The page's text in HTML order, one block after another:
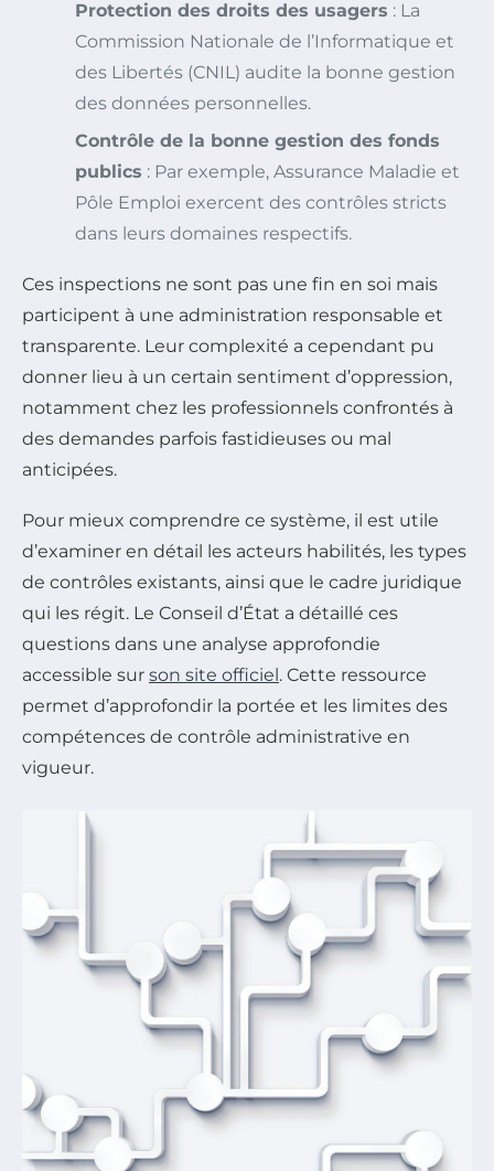
Protection des droits des usagers : La
Commission Nationale de l’Informatique et
des Libertés (CNIL) audite la bonne gestion
des données personnelles.
Contrôle de la bonne gestion des fonds
publics : Par exemple, Assurance Maladie et
Pôle Emploi exercent des contrôles stricts
dans leurs domaines respectifs.
Ces inspections ne sont pas une fin en soi mais
participent à une administration responsable et
transparente. Leur complexité a cependant pu
donner lieu à un certain sentiment d’oppression,
notamment chez les professionnels confrontés à
des demandes parfois fastidieuses ou mal
anticipées.
Pour mieux comprendre ce système, il est utile
d’examiner en détail les acteurs habilités, les types
de contrôles existants, ainsi que le cadre juridique
qui les régit. Le Conseil d’État a détaillé ces
questions dans une analyse approfondie
accessible sur son site officiel. Cette ressource
permet d’approfondir la portée et les limites des
compétences de contrôle administrative en
vigueur.